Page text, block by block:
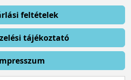
feltételek
tájékoztató